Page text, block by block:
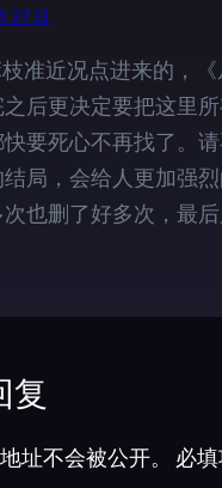
27 日
枝准近况点进来的，
之后更决定要把这里
要死心不再找了。
结局，会给人更加强
也删了好多次，最
复
址不会被公开。 必